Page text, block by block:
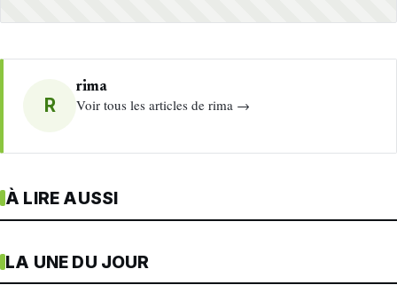
R
rima
Voir tous les articles de rima →
À LIRE AUSSI
LA UNE DU JOUR